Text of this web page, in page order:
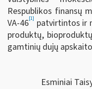
Respublikos finansų
VA-46[1] patvirtintos ir
produktų,
gamtinių dujų
Esminiai